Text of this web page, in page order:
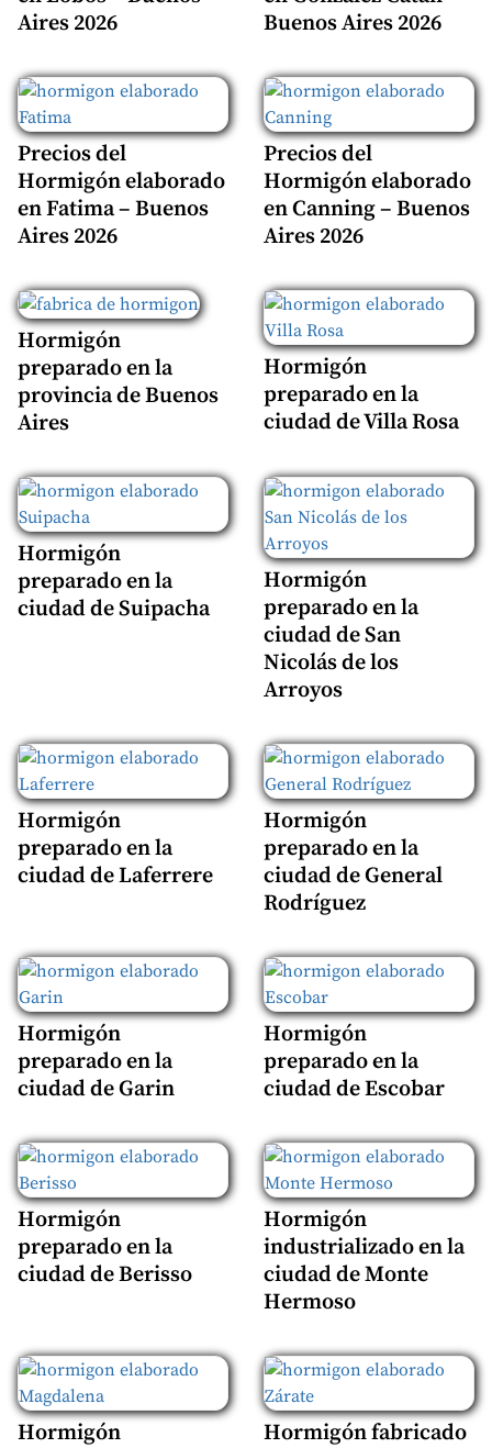
Aires 2026
Buenos Aires 2026
Precios del
Hormigón elaborado
en Fatima – Buenos
Aires 2026
Precios del
Hormigón elaborado
en Canning – Buenos
Aires 2026
Hormigón
preparado en la
provincia de Buenos
Aires
Hormigón
preparado en la
ciudad de Villa Rosa
Hormigón
preparado en la
ciudad de Suipacha
Hormigón
preparado en la
ciudad de San
Nicolás de los
Arroyos
Hormigón
preparado en la
ciudad de Laferrere
Hormigón
preparado en la
ciudad de General
Rodríguez
Hormigón
preparado en la
ciudad de Garin
Hormigón
preparado en la
ciudad de Escobar
Hormigón
preparado en la
ciudad de Berisso
Hormigón
industrializado en la
ciudad de Monte
Hermoso
Hormigón
Hormigón fabricado